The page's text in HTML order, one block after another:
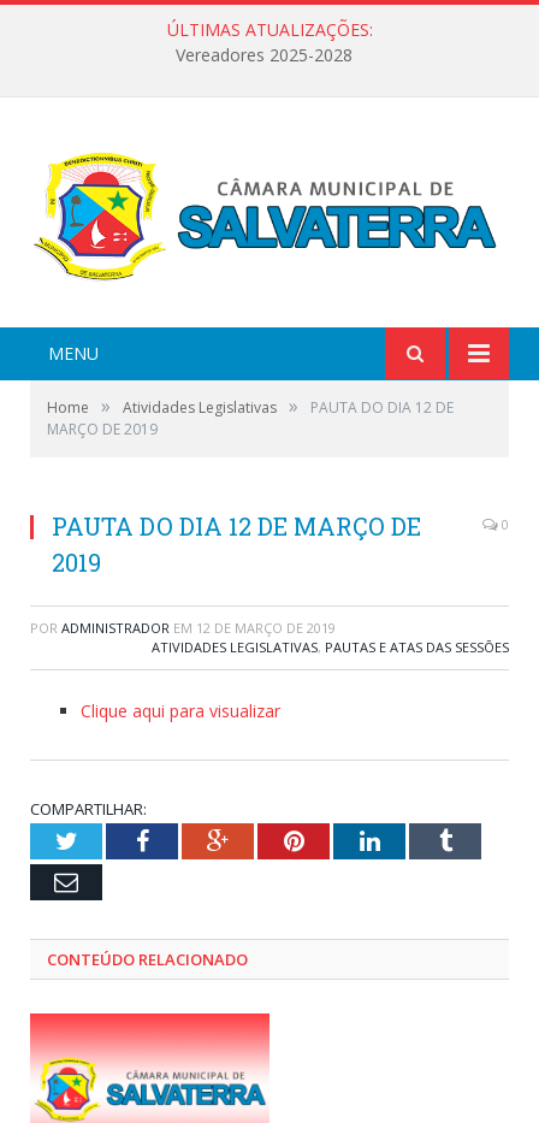
ÚLTIMAS ATUALIZAÇÕES:
Vereadores 2025-2028
MENU
Home » Atividades Legislativas »
PAUTA DO DIA 12 DE
MARÇO DE 2019
PAUTA DO DIA 12 DE MARÇO DE
2019
0
POR ADMINISTRADOR EM 12 DE MARÇO DE 2019
ATIVIDADES LEGISLATIVAS, PAUTAS E ATAS DAS SESSÕES
Clique aqui para visualizar
COMPARTILHAR:
TwitterFacebookGoogle+PinterestLinkedInTumblr
Email
CONTEÚDO RELACIONADO